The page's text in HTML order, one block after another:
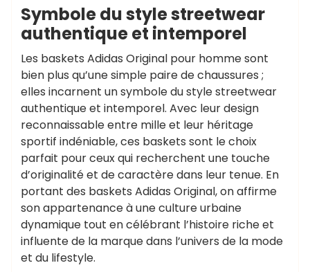
Symbole du style streetwear
authentique et intemporel
Les baskets Adidas Original pour homme sont
bien plus qu’une simple paire de chaussures ;
elles incarnent un symbole du style streetwear
authentique et intemporel. Avec leur design
reconnaissable entre mille et leur héritage
sportif indéniable, ces baskets sont le choix
parfait pour ceux qui recherchent une touche
d’originalité et de caractère dans leur tenue. En
portant des baskets Adidas Original, on affirme
son appartenance à une culture urbaine
dynamique tout en célébrant l’histoire riche et
influente de la marque dans l’univers de la mode
et du lifestyle.